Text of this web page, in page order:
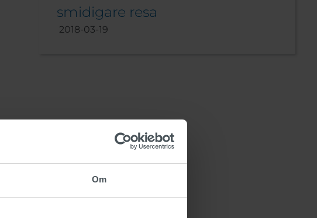
Om
smidigare resa
2018-03-19